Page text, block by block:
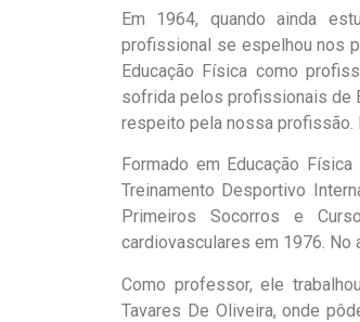
Em 1964, quando ainda
profissional se espelhou nos
Educação Física como
sofrida pelos profissionais de
respeito pela nossa profissão.
Formado em Educação
Treinamento Desportivo
Primeiros Socorros e
cardiovasculares em 1976. No
Como professor, ele
Tavares De Oliveira, onde